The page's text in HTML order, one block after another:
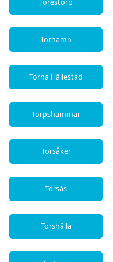
Törestorp
Torhamn
Torna Hällestad
Torpshammar
Torsåker
Torsås
Torshälla